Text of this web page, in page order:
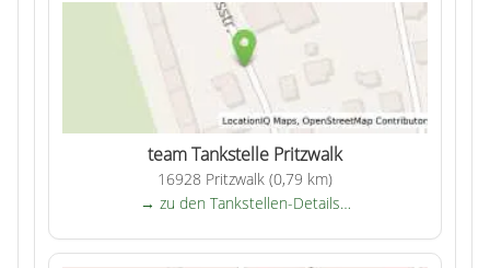
team Tankstelle Pritzwalk
16928 Pritzwalk (0,79 km)
→ zu den Tankstellen-Details…